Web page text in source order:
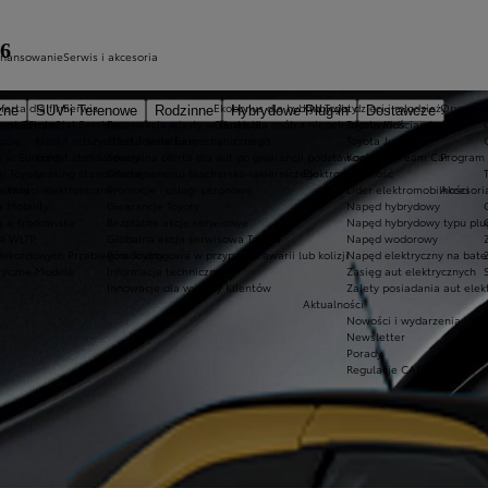
SUV i Terenowe Rodzinne Hybrydowe Plug-in
Dostawcze
Ekobonus dla hybryd Toyoty
Oferta dla osób z niepełnosprawnościami
Toyota?
Kluby dla dzieci i młodzieży
Toyota Kids
Toyota Juniors
Konkurs Dream Car
Elektromobilność
Lider elektromobilności
Napęd hybrydowy
Napęd hybrydowy typu
Napęd wodorowy
Napęd elektryczny na
Zasięg aut elektrycznych
Zalety posiadania aut
Aktualności
Nowości i wydarzenia
Newsletter
Porady
Regulacje CAFE
dla firm
Financial Services
Serwis i akcesoria
Serwis
Rezerwacja wizyty w serwisie
Specjalna oferta dla aut po gwarancji podstawowej
Oferta serwisu blacharsko-lakierniczego
Globalna akcja serwisowa Takata
Pomoc drogowa w przypadku awarii lub kolizji
Informacje techniczne
Innowacje dla wygody Klientów
Program